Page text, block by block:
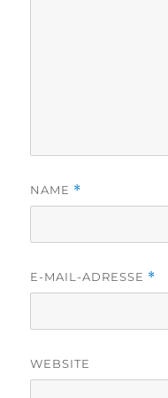
NAME *
E-MAIL-ADRESSE *
WEBSITE